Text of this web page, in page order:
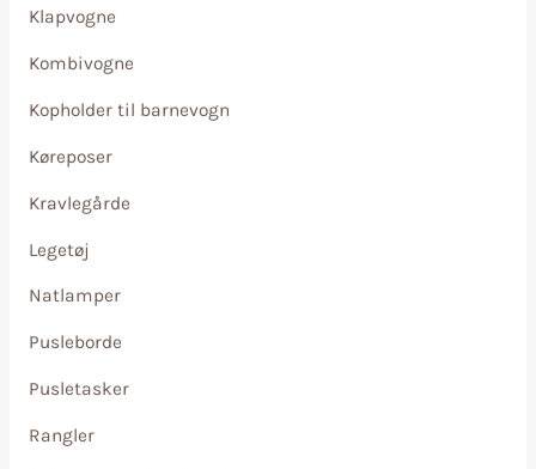
Klapvogne
Kombivogne
Kopholder til barnevogn
Køreposer
Kravlegårde
Legetøj
Natlamper
Pusleborde
Pusletasker
Rangler